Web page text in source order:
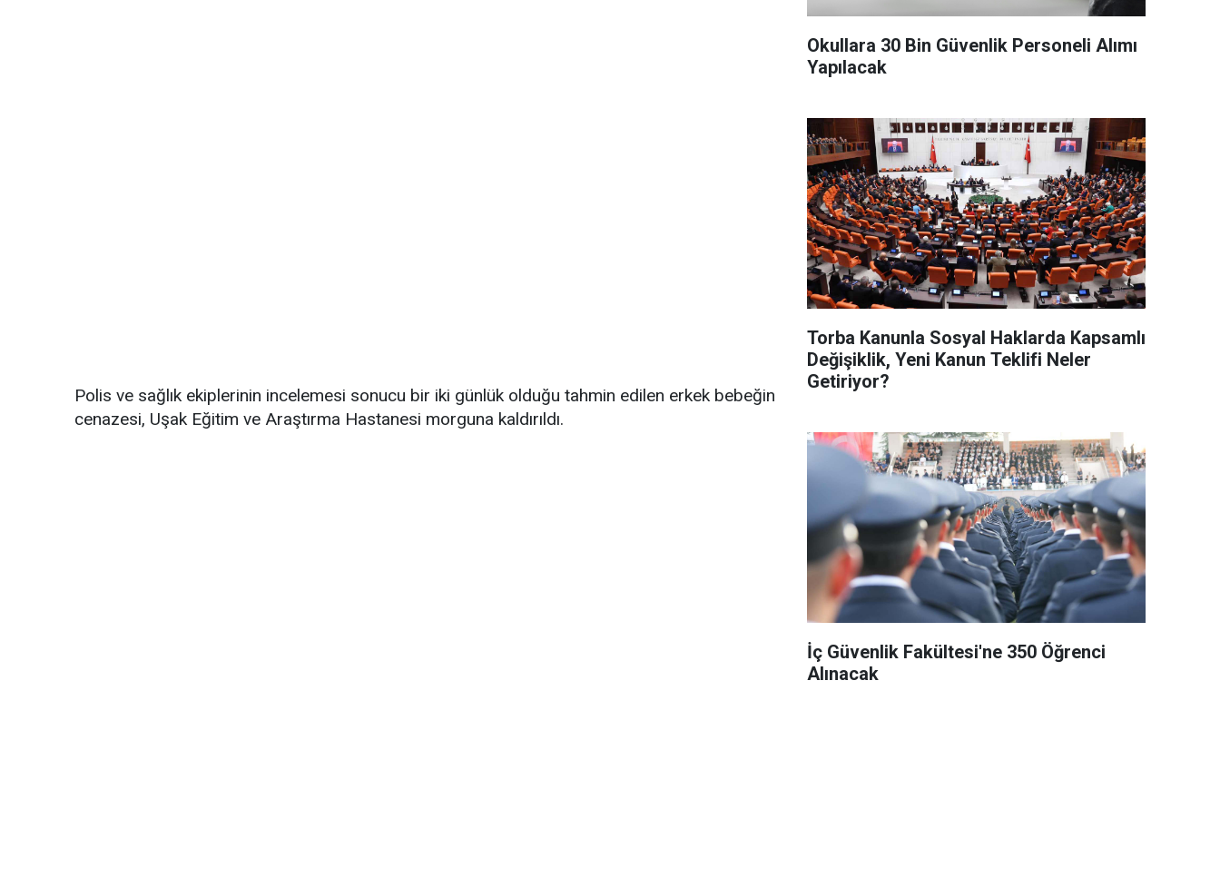
Polis ve sağlık ekiplerinin incelemesi sonucu bir iki günlük olduğu tahmin edilen erkek bebeğin
cenazesi, Uşak Eğitim ve Araştırma Hastanesi morguna kaldırıldı.
Okullara 30 Bin Güvenlik Personeli Alımı
Yapılacak
Torba Kanunla Sosyal Haklarda Kapsamlı
Değişiklik, Yeni Kanun Teklifi Neler
Getiriyor?
İç Güvenlik Fakültesi'ne 350 Öğrenci
Alınacak